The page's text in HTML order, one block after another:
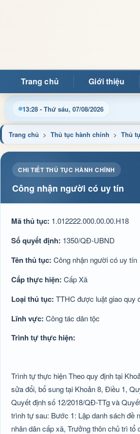
Trang chủ Giới thiệu
13:28 - Thứ sáu, 07/08/2026
chính và tin tức địa phương nhanh
Trang chủ > Thủ tục hành chính > Thủ
CHI TIẾT THỦ TỤC HÀNH CHÍNH
Công nhận người có uy tín
Mã thủ tục: 1.012222.000.00.00.H18
Số quyết định: 1350/QĐ-UBND
Tên thủ tục: Công nhận người có uy tín
Cấp thực hiện: Cấp Xã
Loại thủ tục: TTHC được luật giao quy
Lĩnh vực: Công tác dân tộc
Trình tự thực hiện:
Trình tự thực hiện Theo quy định tại
sửa đổi, bổ sung tại Khoản 8, Điều 1,
Quyết định số 12/2018/QĐ-TTg và
trình tự sau: Bước 1: Lập danh sách đề
nhân dân cấp xã, Trưởng thôn chủ trì